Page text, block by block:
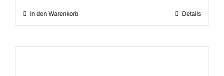
In den Warenkorb Details